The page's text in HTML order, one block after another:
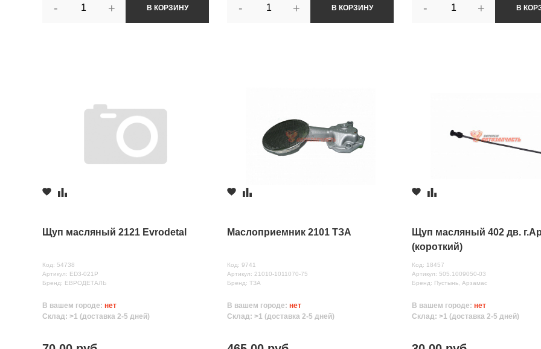
- + В КОРЗИНУ - + В КОРЗИНУ - + В
Щуп масляный 2121 Evrodetal
Код: 54738
Артикул: ED3-021P
Бренд: ЕВРОДЕТАЛЬ
В вашем городе: нет
Склад: >1 (доставка 2-5 дней)
Маслоприемник 2101 ТЗА
Код: 9741
Артикул: 21010-1011070-75
Бренд: ТЗА
В вашем городе:нет
Склад: >1 (доставка 2-5 дней)
Щуп масляный 402 дв.
(короткий)
Код: 18457
Артикул: 505.1009050-03
Бренд: Пустынь, Арзамас
В вашем городе:нет
Склад: >1 (доставка 2-5 дней)